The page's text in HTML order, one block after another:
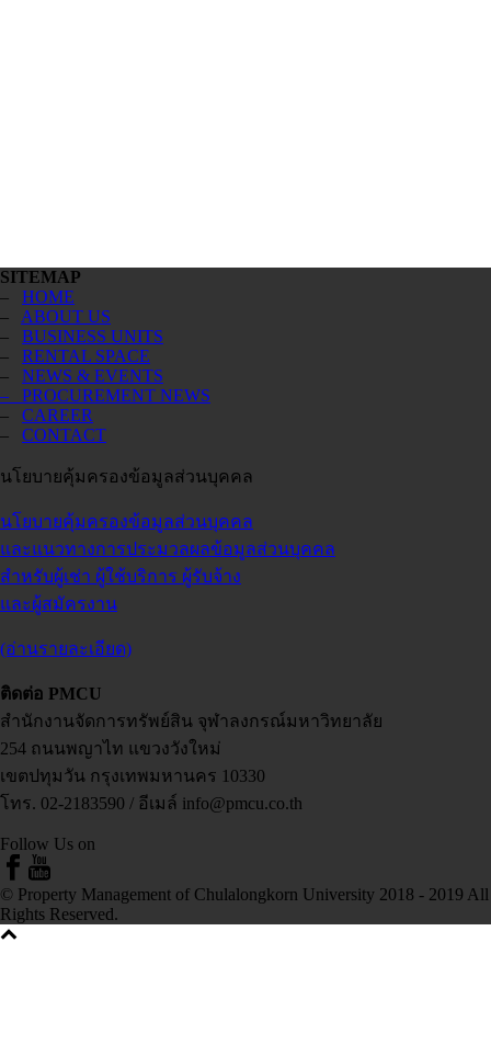
SITEMAP
– HOME
– ABOUT US
– BUSINESS UNITS
– RENTAL SPACE
– NEWS & EVENTS
– PROCUREMENT NEWS
– CAREER
– CONTACT
นโยบายคุ้มครองข้อมูลส่วนบุคคล
นโยบายคุ้มครองข้อมูลส่วนบุคคล
และแนวทางการประมวลผลข้อมูลส่วนบุคคล
สำหรับผู้เช่า ผู้ใช้บริการ ผู้รับจ้าง
และผู้สมัครงาน
(อ่านรายละเอียด)
ติดต่อ PMCU
สำนักงานจัดการทรัพย์สิน จุฬาลงกรณ์มหาวิทยาลัย
254 ถนนพญาไท แขวงวังใหม่
เขตปทุมวัน กรุงเทพมหานคร 10330
โทร. 02-2183590 / อีเมล์ info@pmcu.co.th
Follow Us on
© Property Management of Chulalongkorn University 2018 - 2019 All
Rights Reserved.